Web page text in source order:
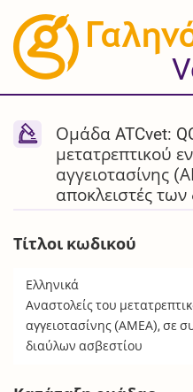
Ομάδα ATCvet:
μετατρεπτικού
αγγειοτασίνης
αποκλειστές
Τίτλοι κωδικού
Ελληνικά
Αναστολείς του
αγγειοτασίνης (ΑΜΕΑ), σε
διαύλων ασβεστίου